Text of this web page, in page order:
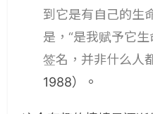
到它是有自己的生
是，“是我赋予它
签名，并非什么人
1988）。